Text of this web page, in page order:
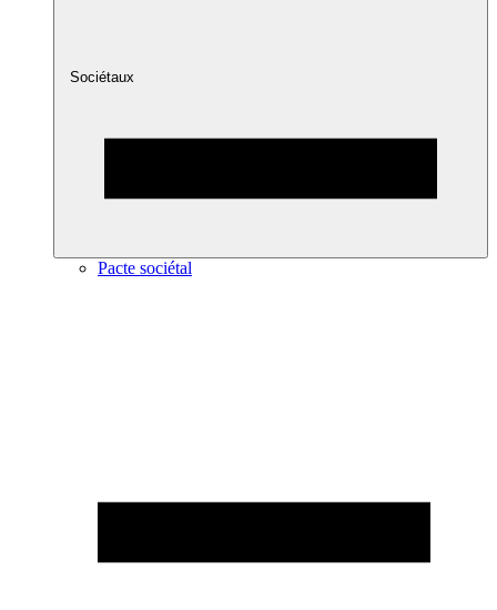
Sociétaux
Pacte sociétal